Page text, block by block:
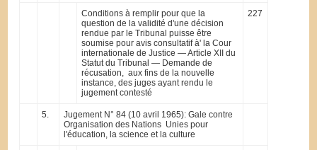
Conditions à remplir pour que la
question de la validité d'une décision
rendue par le Tribunal puisse être
soumise pour avis consultatif à' la Cour
internationale de Justice — Article XII du
Statut du Tribunal — Demande de
récusation, aux fins de la nouvelle
instance, des juges ayant rendu le
jugement contesté
227
5.
Jugement N° 84 (10 avril 1965): Gale contre
Organisation des Nations Unies pour
l'éducation, la science et la culture